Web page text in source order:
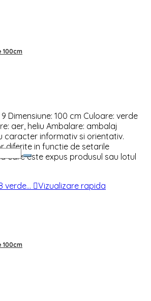
100cm
Dimensiune: 100 cm Culoare: verde
aer, heliu Ambalare: ambalaj
caracter informativ si orientativ.
diferite in functie de setarile
care este expus produsul sau lotul
Vizualizare rapida
100cm